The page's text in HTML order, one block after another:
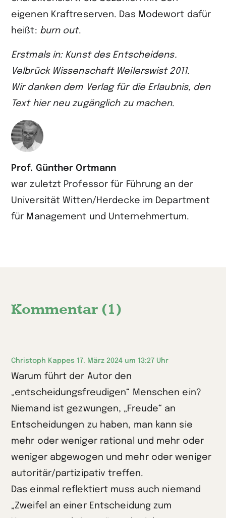
eigenen Kraftreserven. Das Modewort dafür
heißt: burn out.
Erstmals in: Kunst des Entscheidens.
Velbrück Wissenschaft Weilerswist 2011.
Wir danken dem Verlag für die Erlaubnis, den
Text hier neu zugänglich zu machen.
Prof. Günther Ortmann
war zuletzt Professor für Führung an der
Universität Witten/Herdecke im Department
für Management und Unternehmertum.
Kommentar (1)
Christoph Kappes 17. März 2024 um 13:27 Uhr
Warum führt der Autor den
„entscheidungsfreudigen“ Menschen ein?
Niemand ist gezwungen, „Freude“ an
Entscheidungen zu haben, man kann sie
mehr oder weniger rational und mehr oder
weniger abgewogen und mehr oder weniger
autoritär/partizipativ treffen.
Das einmal reflektiert muss auch niemand
„Zweifel an einer Entscheidung zum